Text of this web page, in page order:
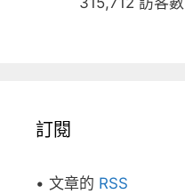
訂閱
• 文章的 RSS